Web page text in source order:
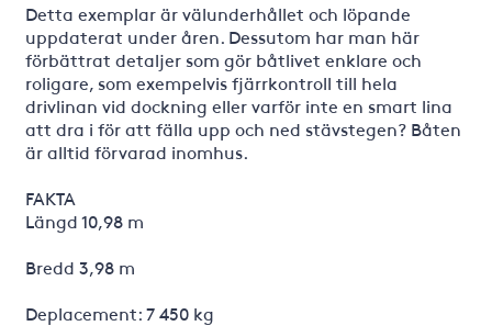
Detta exemplar är välunderhållet och löpande
uppdaterat under åren. Dessutom har man här
förbättrat detaljer som gör båtlivet enklare och
roligare, som exempelvis fjärrkontroll till hela
drivlinan vid dockning eller varför inte en smart lina
att dra i för att fälla upp och ned stävstegen? Båten
är alltid förvarad inomhus.
FAKTA
Längd 10,98 m
Bredd 3,98 m
Deplacement: 7 450 kg